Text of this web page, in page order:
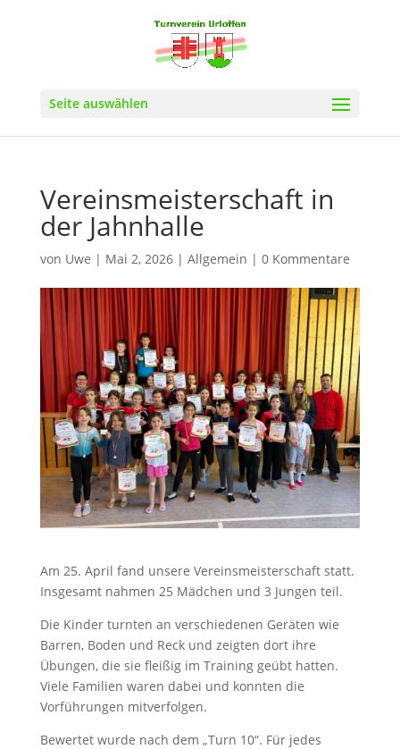
Seite auswählen
Vereinsmeisterschaft in
der Jahnhalle
von Uwe | Mai 2, 2026| Allgemein | 0 Kommentare
Am 25. April fand unsere Vereinsmeisterschaft statt.
Insgesamt nahmen 25 Mädchen und 3 Jungen teil.
Die Kinder turnten an verschiedenen Geräten wie
Barren, Boden und Reck und zeigten dort ihre
Übungen, die sie fleißig im Training geübt hatten.
Viele Familien waren dabei und konnten die
Vorführungen mitverfolgen.
Bewertet wurde nach dem „Turn 10“. Für jedes